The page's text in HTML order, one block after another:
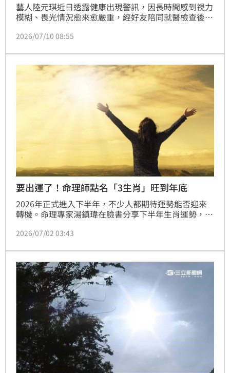
藝人陸元琪近日透露健康出現警訊，因長時間感到視力
模糊、畏光情況愈來愈嚴重，經好友陪同就醫檢查後，
左右眼手術，希望盡快改善視力問題。林宜君
2026/07/10 08:55
要出運了！命理師點名「3生肖」旺到年底
2026年正式進入下半年，不少人都期待運勢能否迎來
轉機。命理專家湯鎮瑋在臉書分享下半年生肖運勢，分
事業運第一名，生肖兔財運最旺，而生肖狗則在健康運
會、保持良好習慣，才能讓運勢一路延續到年底。
2026/07/02 03:43